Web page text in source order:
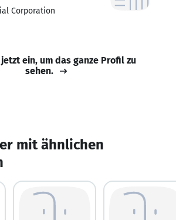
Corporation
jetzt ein, um das ganze Profil zu
sehen.
mit ähnlichen